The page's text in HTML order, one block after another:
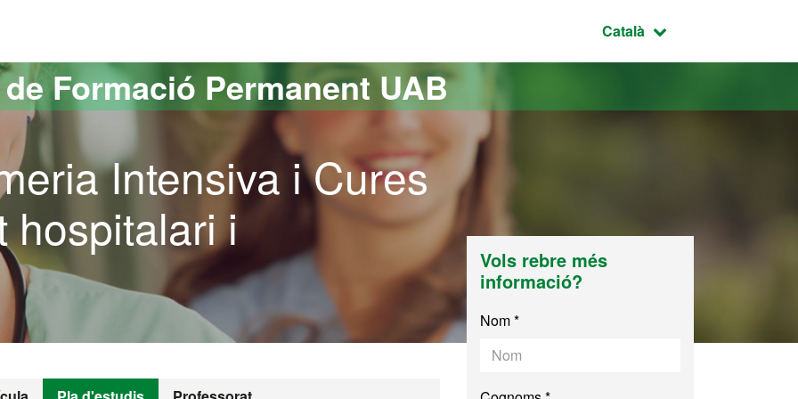
Idioma seleccionat:
Català
Formació Permanent UAB
Intensiva i Cures
hospitalari i
Vols rebre més
informació?
Nom *